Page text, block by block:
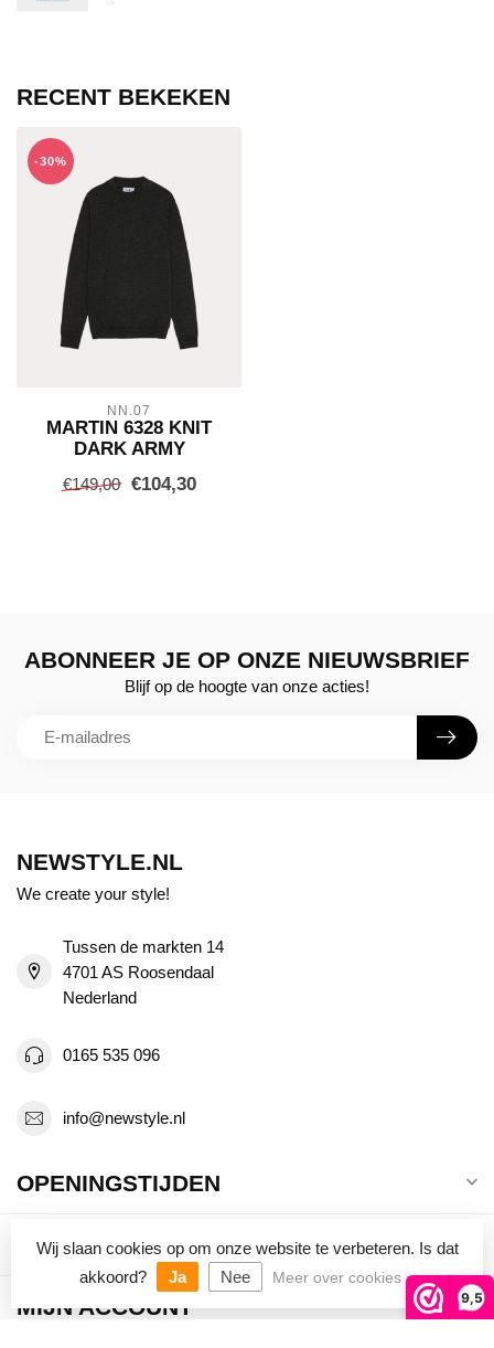
9,5
RECENT BEKEKEN
-30%
NN.07
MARTIN 6328 KNIT
DARK ARMY
€149,00 €104,30
ABONNEER JE OP ONZE NIEUWSBRIEF
Blijf op de hoogte van onze acties!
NEWSTYLE.NL
We create your style!
Tussen de markten 14
4701 AS Roosendaal
Nederland
0165 535 096
info@newstyle.nl
OPENINGSTIJDEN
INFORMATIE
MIJN ACCOUNT
Wij slaan cookies op om onze website te verbeteren. Is dat
akkoord?
Ja Nee Meer over cookies »